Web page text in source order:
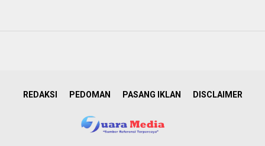
REDAKSI PEDOMAN PASANG IKLAN DISCLAIMER